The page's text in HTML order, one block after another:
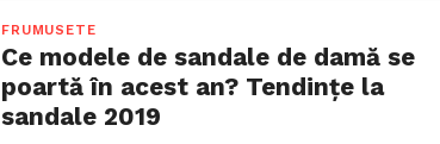
FRUMUSETE
Ce modele de sandale de damă se
poartă în acest an? Tendințe la
sandale 2019